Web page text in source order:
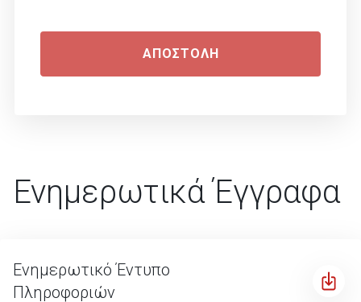
ΑΠΟΣΤΟΛΗ
Ενημερωτικά Έγγραφα
Ενημερωτικό Έντυπο
Πληροφοριών